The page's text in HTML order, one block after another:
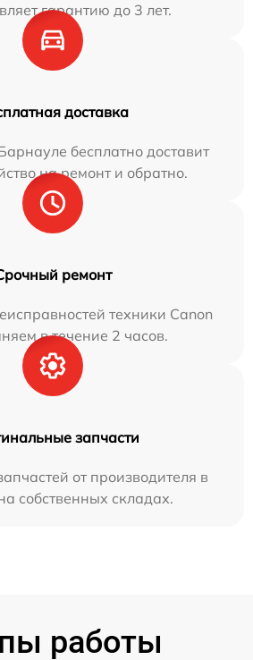
гарантию до 3 лет.
доставка
бесплатно доставит
на ремонт и обратно.
ремонт
техники Canon
в течение 2 часов.
запчасти
от производителя в
собственных складах.
работы